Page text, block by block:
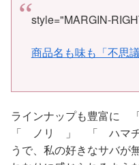
style="MARGIN-
商品名も味も「不思
ラインナップも豊富
「 ノリ 」 「 ハマ
うで、私の好きなサバ